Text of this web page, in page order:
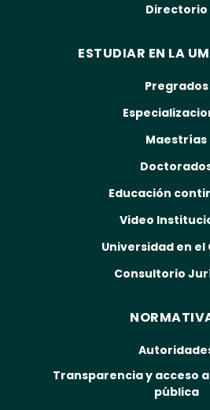
Directorio
ESTUDIAR EN LA
Pregrados
Maestrías
Educación
Video
Universidad en el
Consultorio
Transparencia y acceso
pública